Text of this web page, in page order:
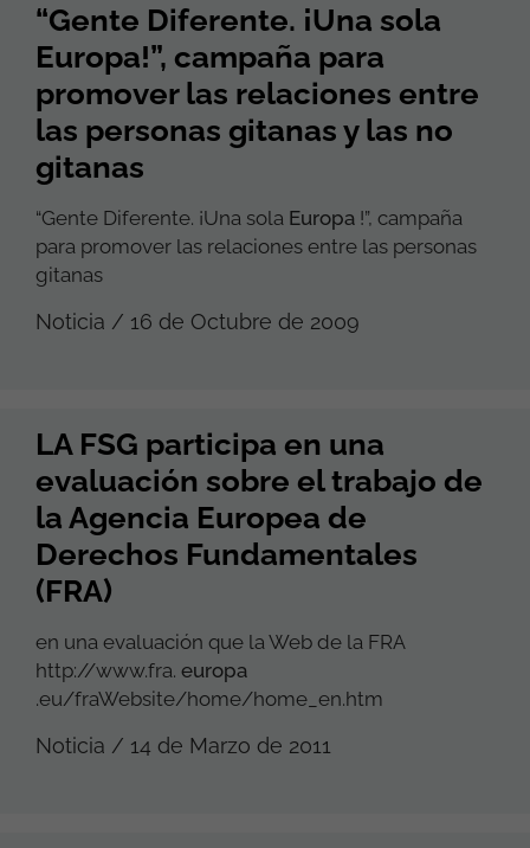
“Gente Diferente. ¡Una sola
Europa!”, campaña para
promover las relaciones entre
las personas gitanas y las no
gitanas
“Gente Diferente. ¡Una sola Europa !”, campaña
para promover las relaciones entre las personas
gitanas
Noticia / 16 de Octubre de 2009
LA FSG participa en una
evaluación sobre el trabajo de
la Agencia Europea de
Derechos Fundamentales
(FRA)
en una evaluación que la Web de la FRA
http://www.fra. europa
.eu/fraWebsite/home/home_en.htm
Noticia / 14 de Marzo de 2011